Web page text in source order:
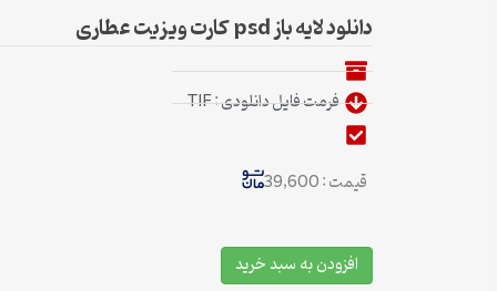
دانلود لایه باز psd کارت ویزیت عطاری
فرمت فایل دانلودی : TIF
قیمت : 39,600
افزودن به سبد خرید